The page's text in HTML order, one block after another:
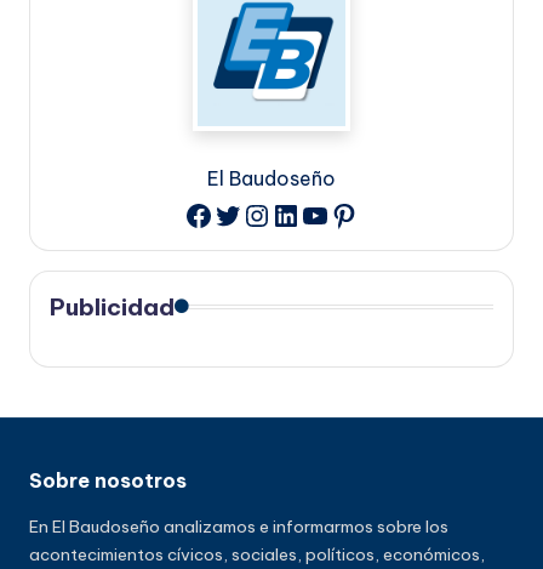
El Baudoseño
Facebook
Twitter
Instagram
LinkedIn
YouTube
Pinterest
Publicidad
Sobre nosotros
En El Baudoseño analizamos e informarmos sobre los
acontecimientos cívicos, sociales, políticos, económicos,